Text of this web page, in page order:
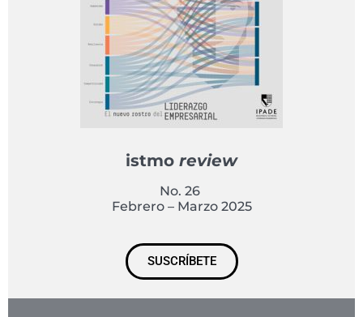
istmo review
No. 26
Febrero – Marzo 2025
SUSCRÍBETE